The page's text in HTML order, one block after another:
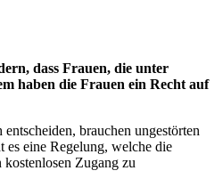
dass Frauen, die unter
haben die Frauen ein Recht auf
brauchen ungestörten
es eine Regelung, welche die
Zugang zu